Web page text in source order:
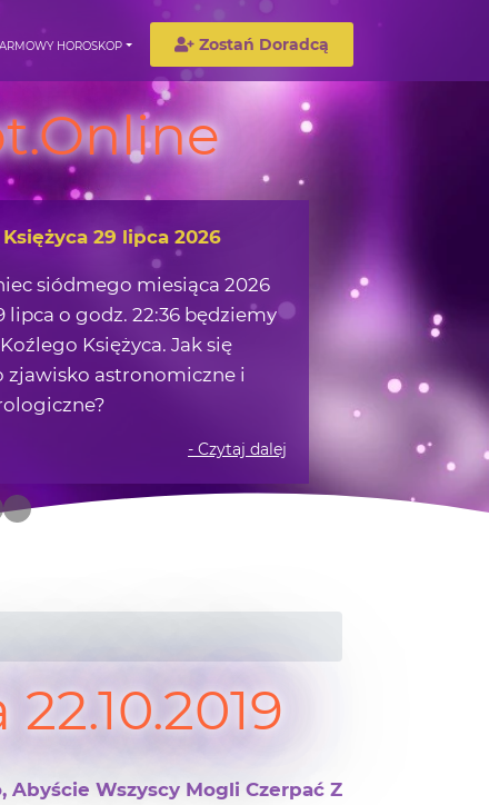
HOROSKOP Zostań Doradcą
w okolicach Ziemi
zaczerpnąć z obserwacji
nocnym niebie?
- Czytaj dalej
Wszyscy Mogli Czerpać Z